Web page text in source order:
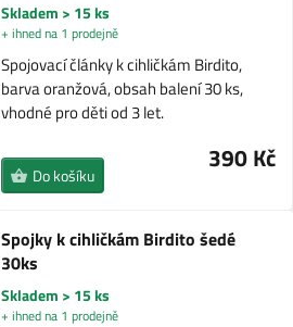
Skladem > 15 ks
+ ihned na 1 prodejně
Spojovací články k cihličkám Birdito,
barva oranžová, obsah balení 30 ks,
vhodné pro děti od 3 let.
390 Kč
Do košíku
Spojky k cihličkám Birdito šedé
30ks
Skladem > 15 ks
+ ihned na 1 prodejně